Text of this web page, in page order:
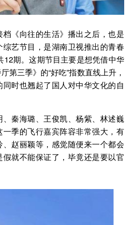
《向往的生活》播出之后，也是
艺节目，是湖南卫视推出的青春
12期。这期节目主要是想凭借中华
第三季》的“好吃”指数直线上升，
时也翘起了国人对中华文化的自
秦海璐、王俊凯、杨紫、林述巍
季的飞行嘉宾阵容非常强大，有
赵丽颖等，感觉随便来一个都会
就不能保证了，毕竟还是要以官